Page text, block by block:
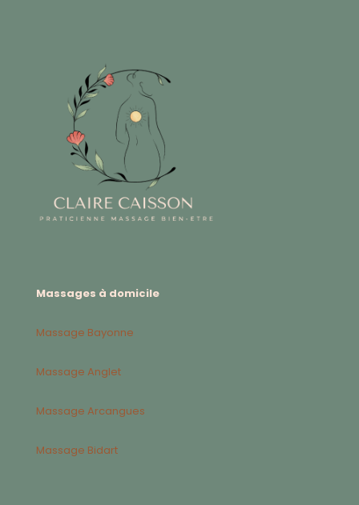
Massages à domicile
Massage Bayonne
Massage Anglet
Massage Arcangues
Massage Bidart